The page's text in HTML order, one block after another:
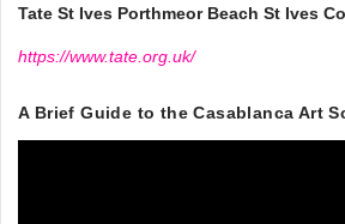
Tate St Ives Porthmeor Beach St Ives
https://www.tate.org.uk/
A Brief Guide to the Casablanca Art